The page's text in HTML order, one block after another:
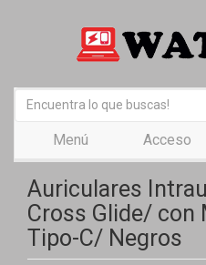
Menú Acceso
Auriculares
Cross Glide/ con
Tipo-C/ Negros